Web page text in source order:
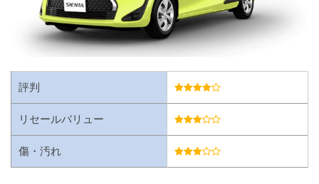
評判
リセールバリュー
傷・汚れ